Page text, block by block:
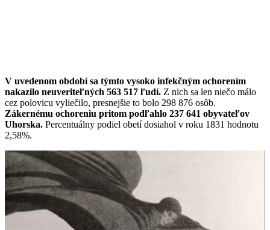
V uvedenom období sa týmto vysoko infekčným ochorením
nakazilo neuveriteľných 563 517 ľudí. Z nich sa len niečo málo
cez polovicu vyliečilo, presnejšie to bolo 298 876 osôb.
Zákernému ochoreniu pritom podľahlo 237 641 obyvateľov
Uhorska. Percentuálny podiel obetí dosiahol v roku 1831 hodnotu
2,58%.